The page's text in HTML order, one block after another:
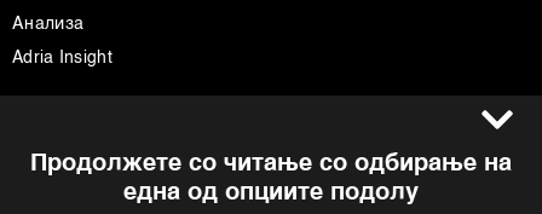
Продолжете со читање со одбирање на
една од опциите подолу
Анализа
Adria Insight
Импресум
Политика на приватност
Facebook
Instagram